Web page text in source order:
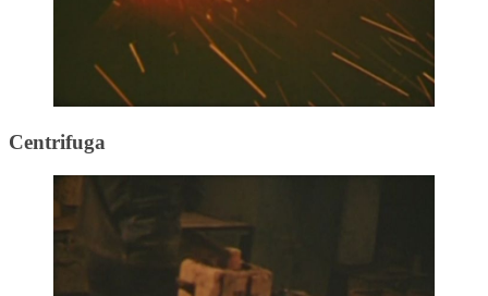
Centrifuga